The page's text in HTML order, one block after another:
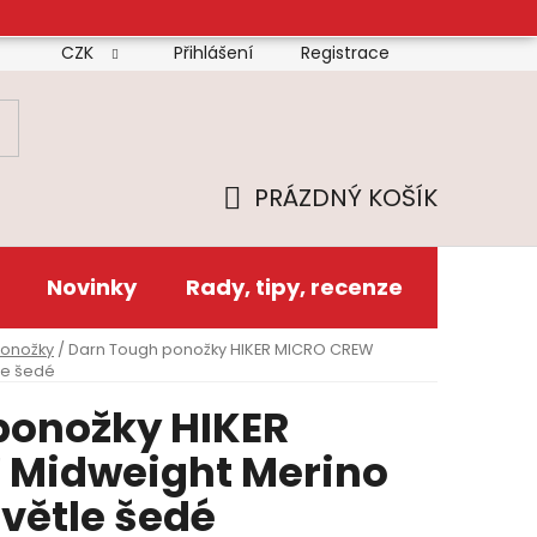
Doprava Platba Reklamační řád
CZK Přihlášení Registrace
KOŠÍK
PRÁZDNÝ KOŠÍK
Novinky Rady, tipy, recenze
/ Darn Tough ponožky HIKER MICRO CREW
šedé
HIKER
Midweight Merino
šedé